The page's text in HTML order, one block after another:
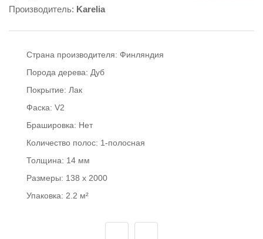
Производитель: Karelia
Страна производителя: Финляндия
Порода дерева: Дуб
Покрытие: Лак
Фаска: V2
Брашировка: Нет
Количество полос: 1-полосная
Толщина: 14 мм
Размеры: 138 x 2000
Упаковка: 2.2 м²